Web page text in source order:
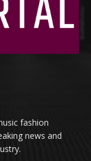
fashion
news and